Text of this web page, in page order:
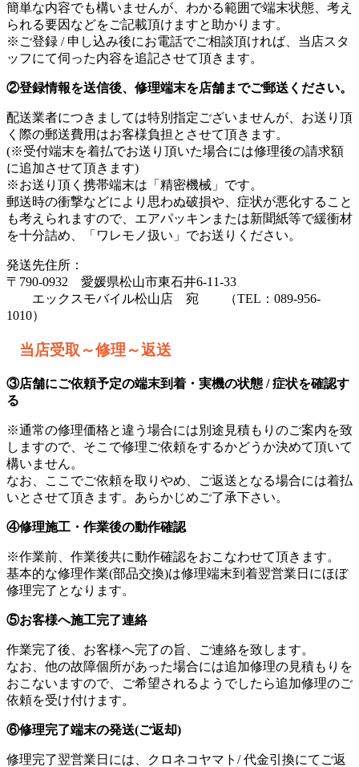
17
日
by
xmobile
簡単な内容でも構いませんが、わかる範囲で端末状態、考え
られる要因などをご記載頂けますと助かります。
※ご登録 / 申し込み後にお電話でご相談頂ければ、当店スタ
ッフにて伺った内容を追記させて頂きます。
②登録情報を送信後、修理端末を店舗までご郵送ください。
配送業者につきましては特別指定ございませんが、お送り頂
く際の郵送費用はお客様負担とさせて頂きます。
(※受付端末を着払でお送り頂いた場合には修理後の請求額
に追加させて頂きます)
※お送り頂く携帯端末は「精密機械」です。
郵送時の衝撃などにより思わぬ破損や、症状が悪化すること
も考えられますので、エアパッキンまたは新聞紙等で緩衝材
を十分詰め、「ワレモノ扱い」でお送りください。
発送先住所：
〒790-0932 愛媛県松山市東石井6-11-33
エックスモバイル松山店 宛 （TEL：089-956-
1010）
当店受取～修理～返送
③店舗にご依頼予定の端末到着・実機の状態 / 症状を確認す
る
※通常の修理価格と違う場合には別途見積もりのご案内を致
しますので、そこで修理ご依頼をするかどうか決めて頂いて
構いません。
なお、ここでご依頼を取りやめ、ご返送となる場合には着払
いとさせて頂きます。あらかじめご了承下さい。
④修理施工・作業後の動作確認
※作業前、作業後共に動作確認をおこなわせて頂きます。
基本的な修理作業(部品交換)は修理端末到着翌営業日にほぼ
修理完了となります。
⑤お客様へ施工完了連絡
作業完了後、お客様へ完了の旨、ご連絡を致します。
なお、他の故障個所があった場合には追加修理の見積もりを
おこないますので、ご希望されるようでしたら追加修理のご
依頼を受け付けます。
⑥修理完了端末の発送(ご返却)
修理完了翌営業日には、クロネコヤマト/ 代金引換にてご返